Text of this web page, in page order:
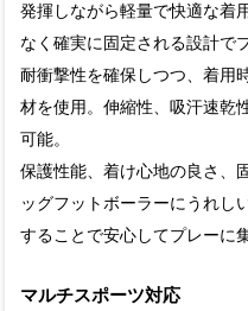
発揮しながら軽量で快適な着
なく確実に固定される設計で
耐衝撃性を確保しつつ、着用
材を使用。伸縮性、吸汗速乾
可能。
保護性能、着け心地の良さ、
ッグフットボーラーにうれし
することで安心してプレーに
マルチスポーツ対応